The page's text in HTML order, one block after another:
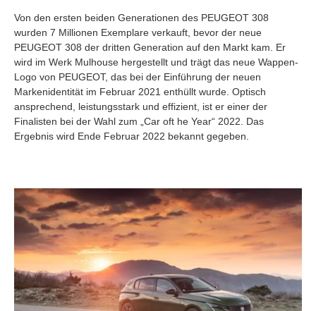
Von den ersten beiden Generationen des PEUGEOT 308
wurden 7 Millionen Exemplare verkauft, bevor der neue
PEUGEOT 308 der dritten Generation auf den Markt kam. Er
wird im Werk Mulhouse hergestellt und trägt das neue Wappen-
Logo von PEUGEOT, das bei der Einführung der neuen
Markenidentität im Februar 2021 enthüllt wurde. Optisch
ansprechend, leistungsstark und effizient, ist er einer der
Finalisten bei der Wahl zum „Car oft he Year“ 2022. Das
Ergebnis wird Ende Februar 2022 bekannt gegeben.